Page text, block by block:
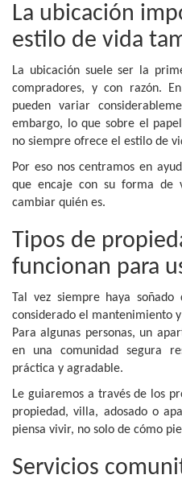
La ubicación
estilo de vida
La ubicación suele ser la
compradores, y con razón.
pueden variar
embargo, lo que sobre el
no siempre ofrece el estilo de
Por eso nos centramos en
que encaje con su forma de
cambiar quién es.
Tipos de
funcionan para
Tal vez siempre haya
considerado el mantenimiento
Para algunas personas, un
en una comunidad segura
práctica y agradable.
Le guiaremos a través de los
propiedad, villa, adosado o
piensa vivir, no solo de cómo
Servicios